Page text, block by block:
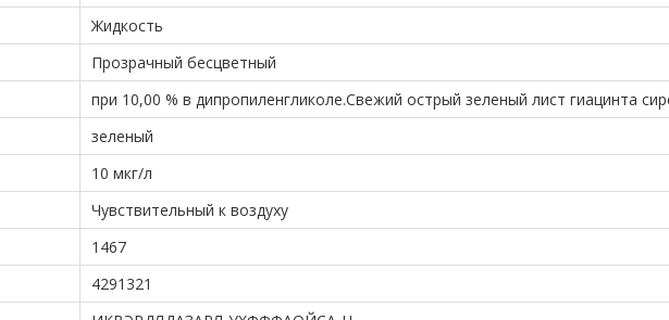
Жидкость
Прозрачный бесцветный
при 10,00 % в дипропиленгликоле.Свежий острый зеленый лист гиацинта
зеленый
10 мкг/л
Чувствительный к воздуху
1467
4291321